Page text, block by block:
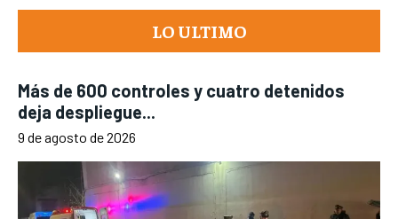
LO ULTIMO
Más de 600 controles y cuatro detenidos
deja despliegue...
9 de agosto de 2026